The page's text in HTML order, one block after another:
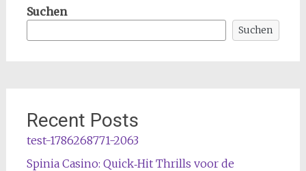
Suchen
Suchen
Recent Posts
test-1786268771-2063
Spinia Casino: Quick‑Hit Thrills voor de